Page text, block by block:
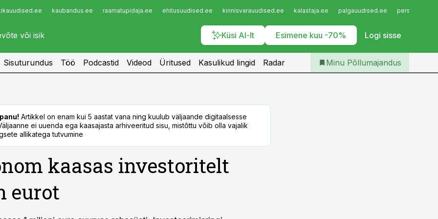
kaubandus.ee raamatupidaja.ee ehitusuudised.ee kinnisvarauudised.ee kalastaja.ee palgauudised.ee
Küsi AI-lt Esimene kuu -70% Logi sisse
Infopank
Iseteenindus
Telli Põllumajandus
Sisuturundus Töö Podcastid Videod Üritused Kasulikud lingid Radar Minu Põllumajandus
Artikkel on enam kui 5 aastat vana ning kuulub väljaande digitaalsesse
ei uuenda ega kaasajasta arhiveeritud sisu, mistõttu võib olla vajalik
allikatega tutvumine
kaasas investoritelt
eurot